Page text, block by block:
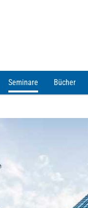
Seminare Bücher